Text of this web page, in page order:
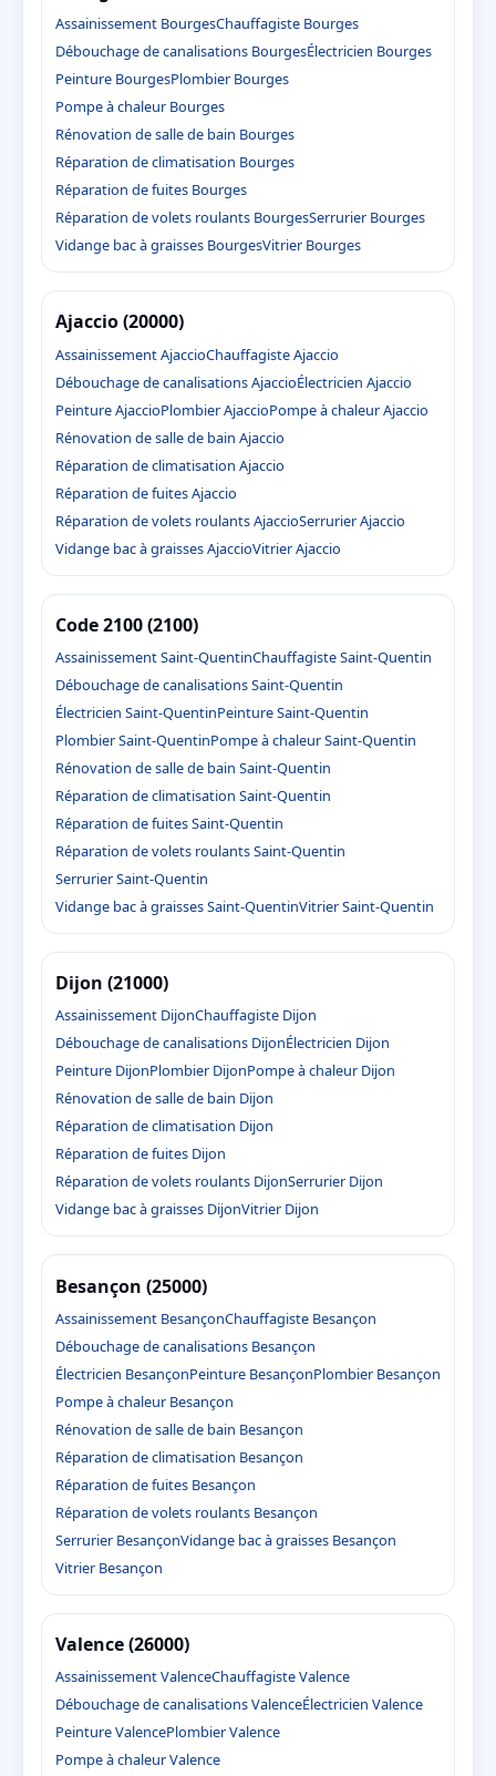
Assainissement BourgesChauffagiste Bourges
Débouchage de canalisations BourgesÉlectricien Bourges
Peinture BourgesPlombier Bourges
Pompe à chaleur Bourges
Rénovation de salle de bain Bourges
Réparation de climatisation Bourges
Réparation de fuites Bourges
Réparation de volets roulants BourgesSerrurier Bourges
Vidange bac à graisses BourgesVitrier Bourges
Ajaccio (20000)
Assainissement AjaccioChauffagiste Ajaccio
Débouchage de canalisations AjaccioÉlectricien Ajaccio
Peinture AjaccioPlombier AjaccioPompe à chaleur Ajaccio
Rénovation de salle de bain Ajaccio
Réparation de climatisation Ajaccio
Réparation de fuites Ajaccio
Réparation de volets roulants AjaccioSerrurier Ajaccio
Vidange bac à graisses AjaccioVitrier Ajaccio
Code 2100 (2100)
Assainissement Saint-QuentinChauffagiste Saint-Quentin
Débouchage de canalisations Saint-Quentin
Électricien Saint-QuentinPeinture Saint-Quentin
Plombier Saint-QuentinPompe à chaleur Saint-Quentin
Rénovation de salle de bain Saint-Quentin
Réparation de climatisation Saint-Quentin
Réparation de fuites Saint-Quentin
Réparation de volets roulants Saint-Quentin
Serrurier Saint-Quentin
Vidange bac à graisses Saint-QuentinVitrier Saint-Quentin
Dijon (21000)
Assainissement DijonChauffagiste Dijon
Débouchage de canalisations DijonÉlectricien Dijon
Peinture DijonPlombier DijonPompe à chaleur Dijon
Rénovation de salle de bain Dijon
Réparation de climatisation Dijon
Réparation de fuites Dijon
Réparation de volets roulants DijonSerrurier Dijon
Vidange bac à graisses DijonVitrier Dijon
Besançon (25000)
Assainissement BesançonChauffagiste Besançon
Débouchage de canalisations Besançon
Électricien BesançonPeinture BesançonPlombier Besançon
Pompe à chaleur Besançon
Rénovation de salle de bain Besançon
Réparation de climatisation Besançon
Réparation de fuites Besançon
Réparation de volets roulants Besançon
Serrurier BesançonVidange bac à graisses Besançon
Vitrier Besançon
Valence (26000)
Assainissement ValenceChauffagiste Valence
Débouchage de canalisations ValenceÉlectricien Valence
Peinture ValencePlombier Valence
Pompe à chaleur Valence